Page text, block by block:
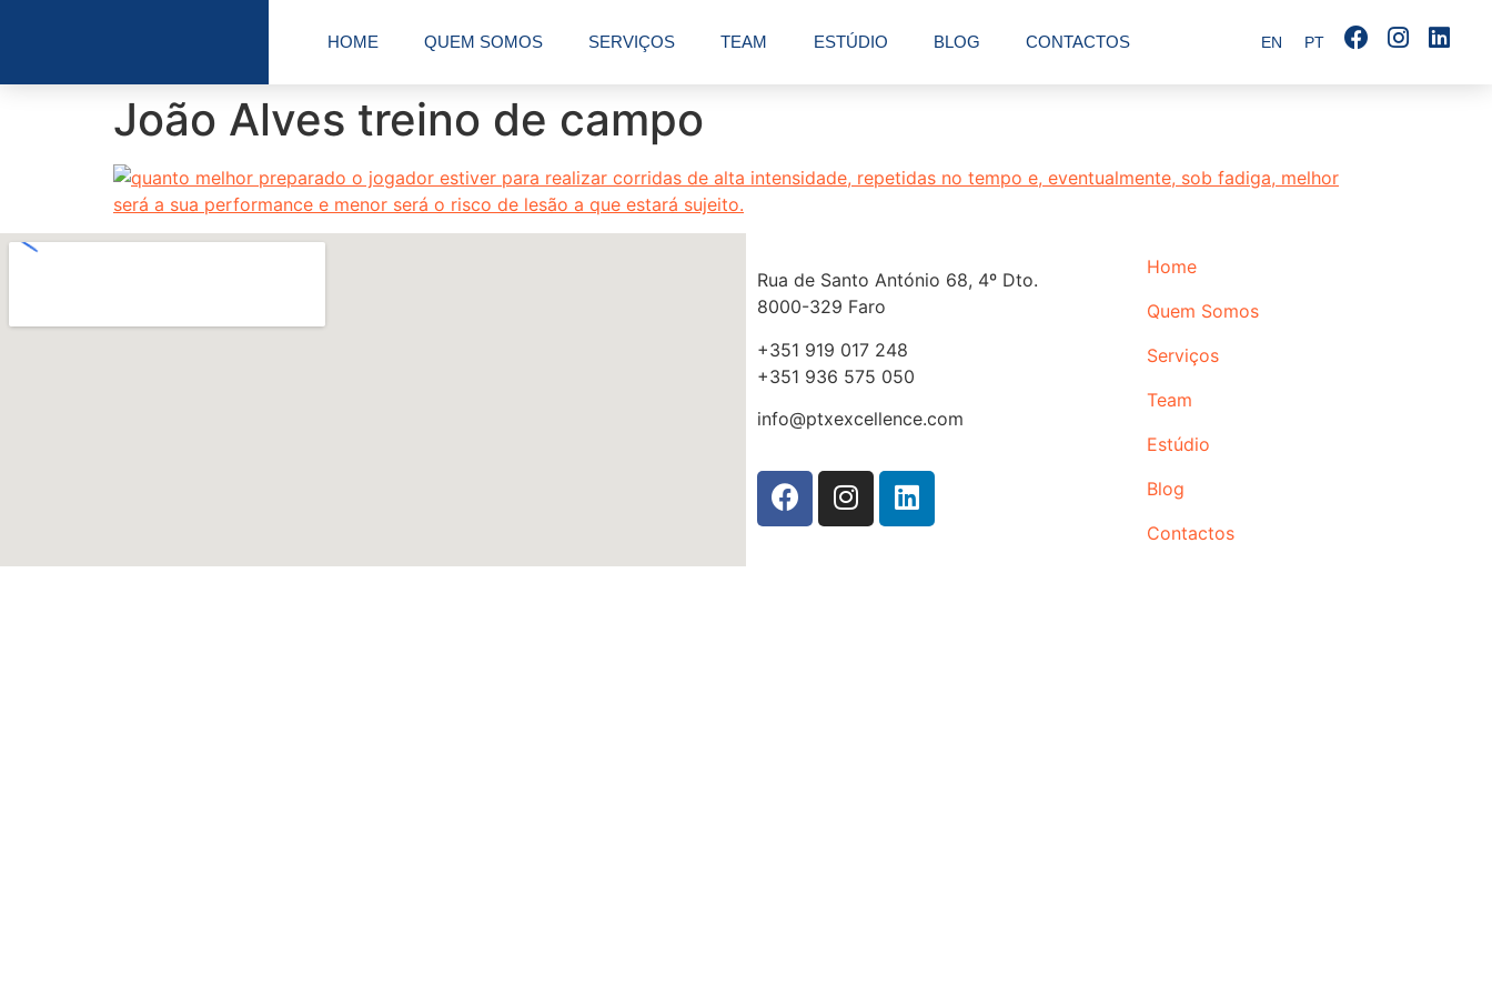
HOME QUEM SOMOS SERVIÇOS TEAM ESTÚDIO BLOG CONTACTOS EN PT
João Alves treino de campo
Rua de Santo António 68, 4º Dto.
8000-329 Faro
+351 919 017 248
+351 936 575 050
info@ptxexcellence.com
Home
Quem Somos
Serviços
Team
Estúdio
Blog
Contactos